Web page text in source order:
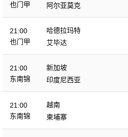
也门甲
阿尔亚莫克
21:00
也门甲
哈德拉玛特
艾毕达
21:00
东南锦
新加坡
印度尼西亚
21:00
东南锦
越南
柬埔寨